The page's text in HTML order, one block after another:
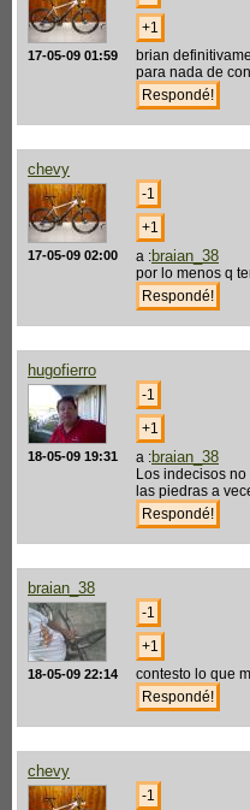
17-05-09 01:59
brian
para nada de
chevy
17-05-09 02:00 a :braian_38
por lo menos q
hugofierro
18-05-09 19:31 a :braian_38
Los indecisos
las piedras a
braian_38
18-05-09 22:14 contesto lo que
chevy